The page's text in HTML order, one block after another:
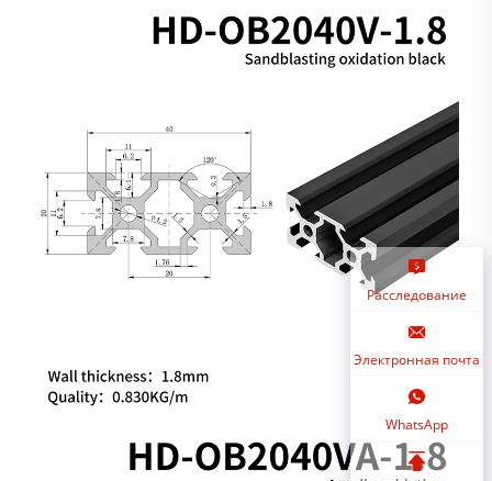
Расследование
Электронная почта
WhatsApp